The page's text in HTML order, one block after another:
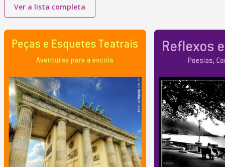
Ver a lista completa